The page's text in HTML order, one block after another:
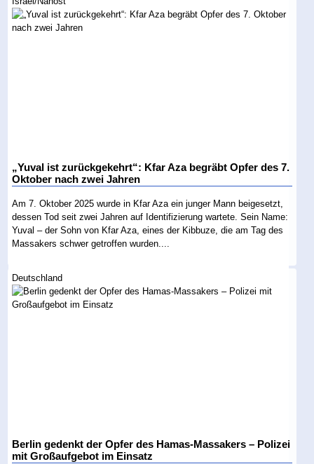
„Yuval ist zurückgekehrt“: Kfar Aza begräbt Opfer des 7.
Oktober nach zwei Jahren
Am 7. Oktober 2025 wurde in Kfar Aza ein junger Mann beigesetzt,
dessen Tod seit zwei Jahren auf Identifizierung wartete. Sein Name:
Yuval – der Sohn von Kfar Aza, eines der Kibbuze, die am Tag des
Massakers schwer getroffen wurden....
Deutschland
Berlin gedenkt der Opfer des Hamas-Massakers – Polizei
mit Großaufgebot im Einsatz